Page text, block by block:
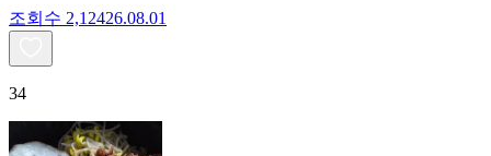
조회수 2,12426.08.01
34